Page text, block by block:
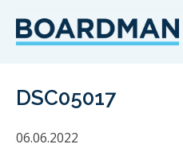
DSC05017
06.06.2022